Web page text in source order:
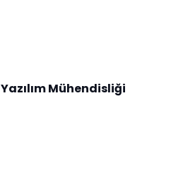
Yazılım Mühendisliği